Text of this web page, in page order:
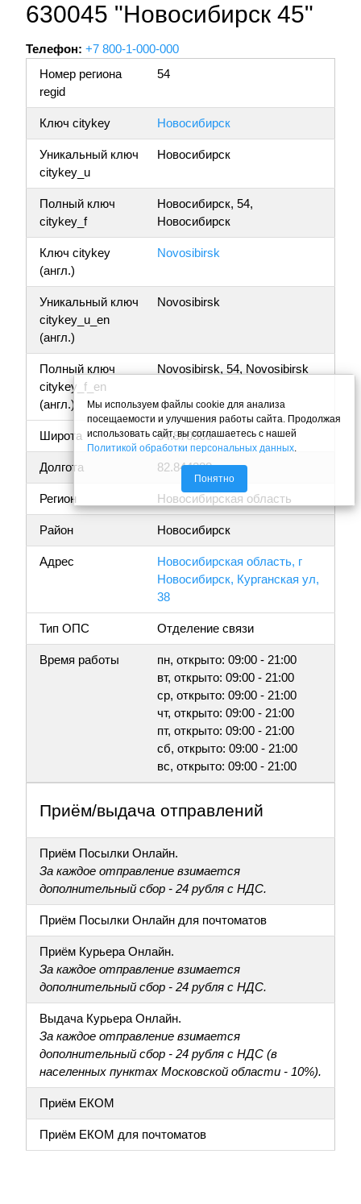
630045 "Новосибирск 45"
Телефон: +7 800-1-000-000
Номер региона
regid
54
Ключ citykey Новосибирск
Уникальный ключ
citykey_u
Новосибирск
Полный ключ
citykey_f
Новосибирск, 54,
Новосибирск
Ключ citykey
(англ.)
Novosibirsk
Уникальный ключ
citykey_u_en
(англ.)
Novosibirsk
Полный ключ
citykey_f_en
(англ.)
Novosibirsk, 54, Novosibirsk
Широта 54.970566
Долгота 82.844288
Регион Новосибирская область
Район Новосибирск
Адрес
Новосибирская область, г
Новосибирск, Курганская ул,
38
Тип ОПС Отделение связи
Время работы
пн, открыто: 09:00 - 21:00
вт, открыто: 09:00 - 21:00
ср, открыто: 09:00 - 21:00
чт, открыто: 09:00 - 21:00
пт, открыто: 09:00 - 21:00
сб, открыто: 09:00 - 21:00
вс, открыто: 09:00 - 21:00
Приём/выдача отправлений
Приём Посылки Онлайн.
За каждое отправление взимается
дополнительный сбор - 24 рубля с НДС.
Приём Посылки Онлайн для почтоматов
Приём Курьера Онлайн.
За каждое отправление взимается
дополнительный сбор - 24 рубля с НДС.
Выдача Курьера Онлайн.
За каждое отправление взимается
дополнительный сбор - 24 рубля с НДС (в
населенных пунктах Московской области - 10%).
Приём ЕКОМ
Приём ЕКОМ для почтоматов
Мы используем файлы cookie для анализа
посещаемости и улучшения работы сайта. Продолжая
использовать сайт, вы соглашаетесь с нашей
Политикой обработки персональных данных
Понятно